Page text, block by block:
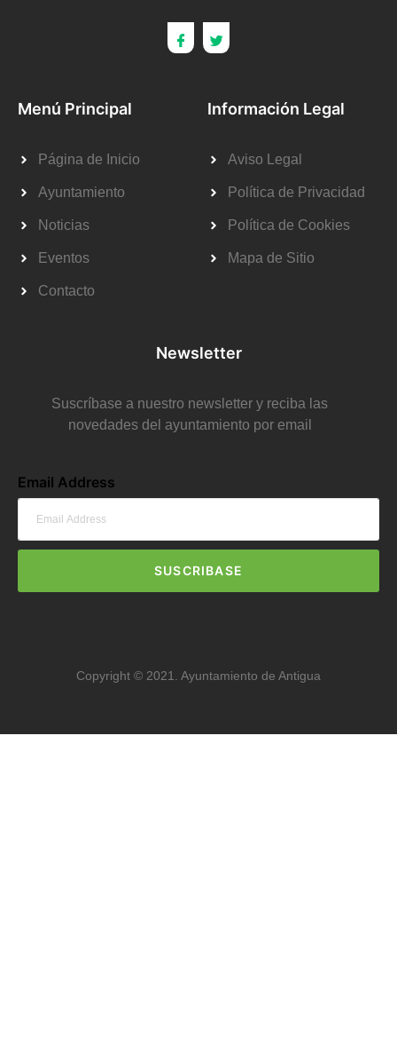
Menú Principal
Página de Inicio
Ayuntamiento
Noticias
Eventos
Contacto
Información Legal
Aviso Legal
Política de Privacidad
Política de Cookies
Mapa de Sitio
Newsletter
Suscríbase a nuestro newsletter y reciba las
novedades del ayuntamiento por email
Email Address
SUSCRIBASE
Copyright © 2021. Ayuntamiento de Antigua